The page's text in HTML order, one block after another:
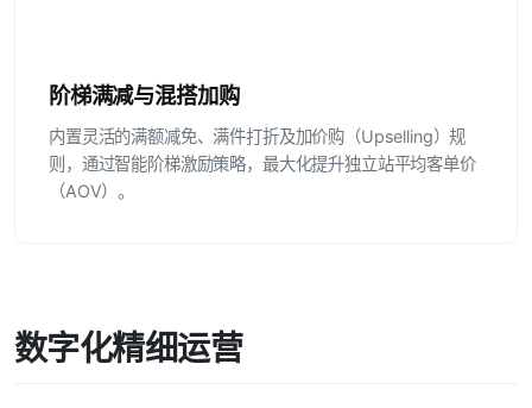
阶梯满减与混搭加购
内置灵活的满额减免、满件打折及加价购（Upselling）规
则，通过智能阶梯激励策略，最大化提升独立站平均客单价
（AOV）。
数字化精细运营